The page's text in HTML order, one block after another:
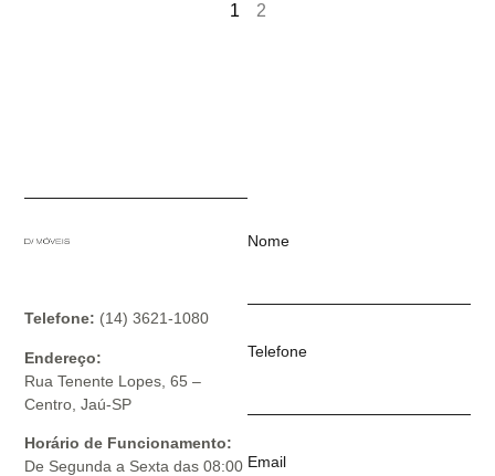
1 2
Telefone: (14) 3621-1080
Endereço:
Rua Tenente Lopes, 65 –
Centro, Jaú-SP
Horário de Funcionamento:
De Segunda a Sexta das 08:00
Nome
Telefone
Email